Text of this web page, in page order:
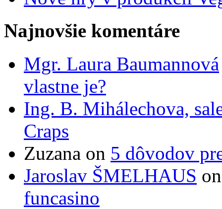
Najnovšie komentáre
Mgr. Laura Baumannová
vlastne je?
Ing. B. Mihálechova,
Craps
Zuzana on 5 dôvodov
Jaroslav ŠMELHAUS
funcasino